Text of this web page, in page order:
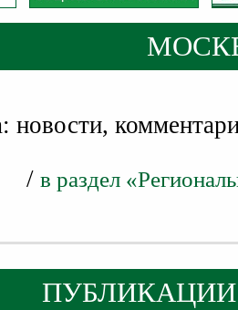
новости,
/ в раздел